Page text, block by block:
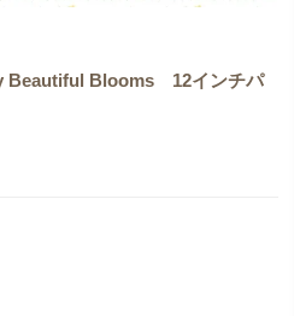
Beautiful Blooms 12インチパ